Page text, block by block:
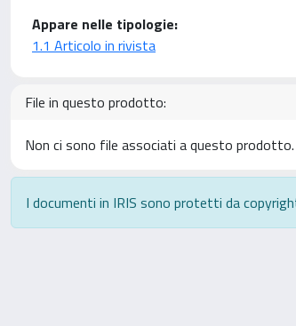
Appare nelle tipologie:
1.1 Articolo in rivista
File in questo prodotto:
Non ci sono file associati a questo prodotto.
I documenti in IRIS sono protetti da